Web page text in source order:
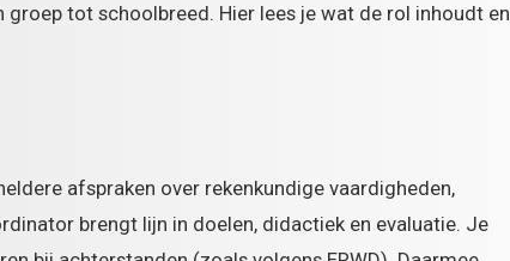
groep tot schoolbreed. Hier lees je wat de rol inhoudt en
afspraken over rekenkundige vaardigheden,
brengt lijn in doelen, didactiek en evaluatie. Je